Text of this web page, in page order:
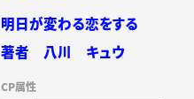
明日が変わる恋をする
著者 八川 キュウ
CP属性